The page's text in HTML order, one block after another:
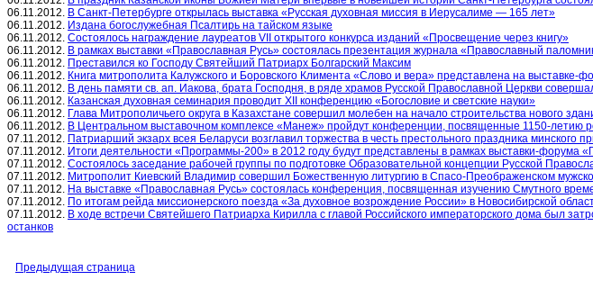
06.11.2012. В Санкт-Петербурге открылась выставка «Русская духовная миссия в Иерусалиме — 165 лет»
06.11.2012. Издана богослужебная Псалтирь на тайском языке
06.11.2012. Состоялось награждение лауреатов VII открытого конкурса изданий «Просвещение через книгу»
06.11.2012. В рамках выставки «Православная Русь» состоялась презентация журнала «Православный
06.11.2012. Преставился ко Господу Святейший Патриарх Болгарский Максим
06.11.2012. Книга митрополита Калужского и Боровского Климента «Слово и вера» представлена на выставке-
06.11.2012. В день памяти св. ап. Иакова, брата Господня, в ряде храмов Русской Православной Церкви
06.11.2012. Казанская духовная семинария проводит XII конференцию «Богословие и светские науки»
06.11.2012. Глава Митрополичьего округа в Казахстане совершил молебен на начало строительства нового
06.11.2012. В Центральном выставочном комплексе «Манеж» пройдут конференции, посвященные 1150-летию
07.11.2012. Патриарший экзарх всея Беларуси возглавил торжества в честь престольного праздника
07.11.2012. Итоги деятельности «Программы-200» в 2012 году будут представлены в рамках выставки-форума
07.11.2012. Состоялось заседание рабочей группы по подготовке Образовательной концепции Русской
07.11.2012. Митрополит Киевский Владимир совершил Божественную литургию в Спасо-Преображенском
07.11.2012. На выставке «Православная Русь» состоялась конференция, посвященная изучению Смутного
07.11.2012. По итогам рейда миссионерского поезда «За духовное возрождение России» в Новосибирской
07.11.2012. В ходе встречи Святейшего Патриарха Кирилла с главой Российского императорского дома был
останков
Предыдущая страница